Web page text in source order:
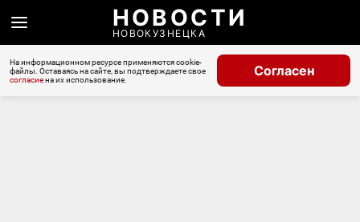
НОВОСТИ
НОВОКУЗНЕЦКА
На информационном ресурсе применяются cookie-
файлы. Оставаясь на сайте, вы подтверждаете свое
согласиена их использование.
Согласен